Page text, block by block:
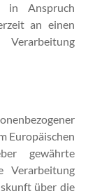
in Anspruch
an einen
Europäischen
gewährte
Verarbeitung
über die